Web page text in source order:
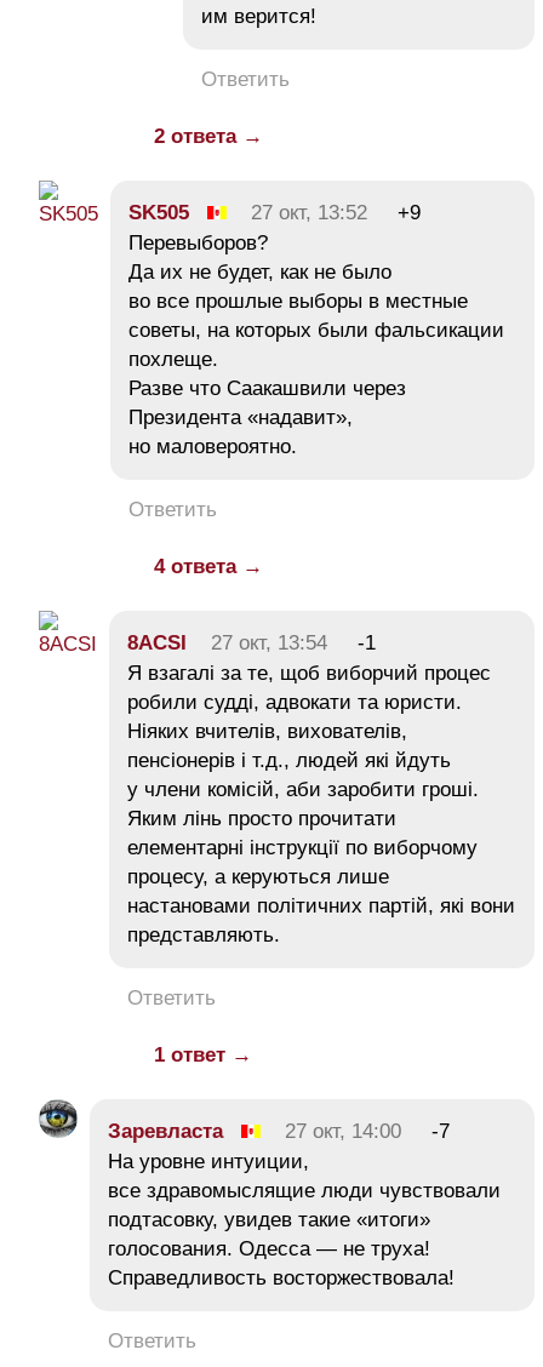
им верится!
Ответить
2 ответа →
SK505 27 окт, 13:52
+9
Перевыборов?
Да их не будет, как не было
во все прошлые выборы в местные
советы, на которых были фальсикации
похлеще.
Разве что Саакашвили через
Президента «надавит»,
но маловероятно.
Ответить
4 ответа →
8ACSI 27 окт, 13:54
-1
Я взагалі за те, щоб виборчий процес
робили судді, адвокати та юристи.
Ніяких вчителів, вихователів,
пенсіонерів і т.д., людей які йдуть
у члени комісій, аби заробити гроші.
Яким лінь просто прочитати
елементарні інструкції по виборчому
процесу, а керуються лише
настановами політичних партій, які вони
представляють.
Ответить
1 ответ →
Заревласта 27 окт, 14:00
-7
На уровне интуиции,
все здравомыслящие люди чувствовали
подтасовку, увидев такие «итоги»
голосования. Одесса — не труха!
Справедливость восторжествовала!
Ответить